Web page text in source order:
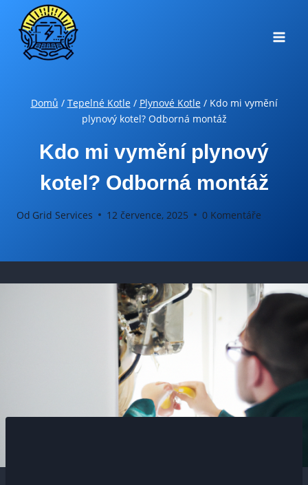
Přeskočit
obsah
Domů / Tepelné Kotle / Plynové Kotle / Kdo mi vymění
plynový kotel? Odborná montáž
Kdo mi vymění plynový
kotel? Odborná montáž
Od Grid Services 12 července, 2025 0 Komentáře